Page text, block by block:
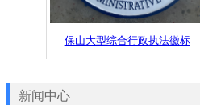
保山大型综合行政执法徽标
新闻中心